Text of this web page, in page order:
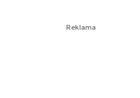
Reklama